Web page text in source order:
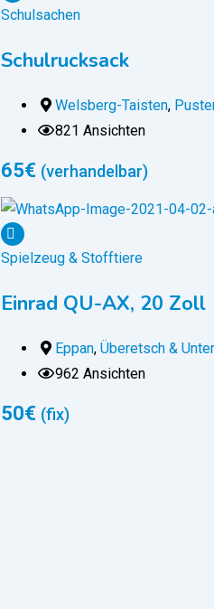
Schulsachen
Schulrucksack
Welsberg-Taisten,
821 Ansichten
65€ (verhandelbar)
Spielzeug & Stofftiere
Einrad QU-AX, 20 Zoll
Eppan, Überetsch &
962 Ansichten
50€ (fix)